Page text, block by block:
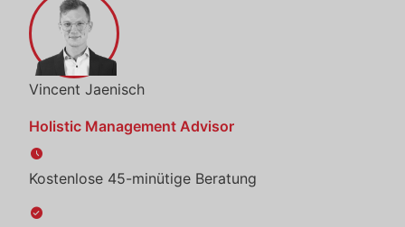
Vincent Jaenisch
Holistic Management Advisor
schedule
Kostenlose 45-minütige Beratung
check_circle